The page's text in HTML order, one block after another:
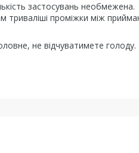
застосувань необмежена.
триваліші проміжки між
не відчуватимете голоду.